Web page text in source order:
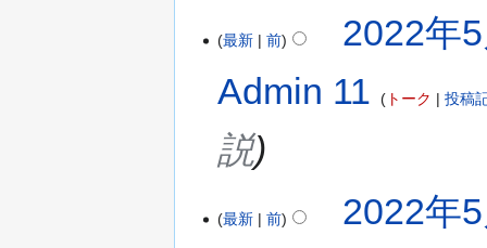
最新 前
2022年
Admin 11
トーク 投稿
説
最新 前
2022年